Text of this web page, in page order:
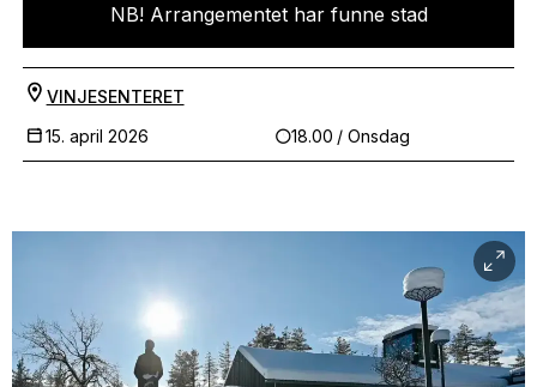
NB! Arrangementet har funne stad
VINJESENTERET
15. april 2026
18.00 / Onsdag